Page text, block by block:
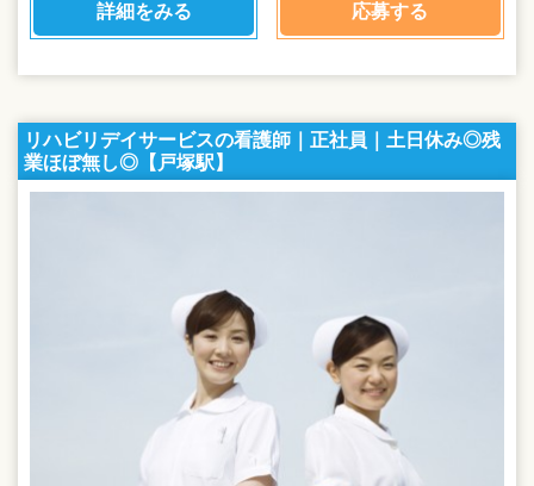
詳細をみる 応募する
リハビリデイサービスの看護師｜正社員｜土日休み◎残
業ほぼ無し◎【戸塚駅】